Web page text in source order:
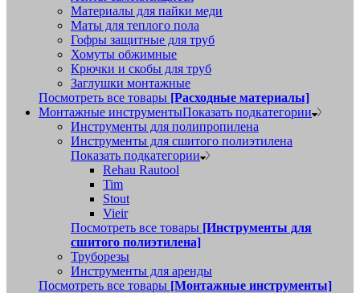
Материалы для пайки меди
Маты для теплого пола
Гофры защитные для труб
Хомуты обжимные
Крючки и скобы для труб
Заглушки монтажные
Посмотреть все товары [Расходные материалы]
Монтажные инструментыПоказать подкатегории
Инструменты для полипропилена
Инструменты для сшитого полиэтилена
Показать подкатегории
Rehau Rautool
Tim
Stout
Vieir
Посмотреть все товары [Инструменты для
сшитого полиэтилена]
Труборезы
Инструменты для аренды
Посмотреть все товары [Монтажные инструменты]